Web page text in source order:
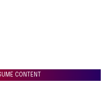
CONTENT